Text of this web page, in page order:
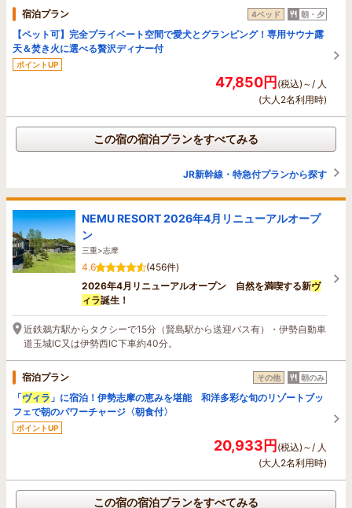
宿泊プラン 4ベッド 朝・夕
【ペット可】完全プライベート空間で愛犬とグランピング！専用サウナ露
天＆焚き火に選べる贅沢ディナー付
ポイントUP
47,850円(税込)～/ 人
(大人2名利用時)
この宿の宿泊プランをすべてみる
JR新幹線・特急付プランから探す
NEMU RESORT 2026年4月リニューアルオープ
ン
三重>志摩
4.6
(456件)
2026年4月リニューアルオープン 自然を満喫する新ヴ
ィラ誕生！
近鉄鵜方駅からタクシーで15分（賢島駅から送迎バス有）・伊勢自動車
道玉城IC又は伊勢西IC下車約40分。
宿泊プラン その他 朝のみ
「ヴィラ 」に宿泊！伊勢志摩の恵みを堪能 和洋多彩な旬のリゾートブッ
フェで朝のパワーチャージ〈朝食付〉
ポイントUP
20,933円(税込)～/ 人
(大人2名利用時)
この宿の宿泊プランをすべてみる